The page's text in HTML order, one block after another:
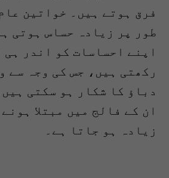
فرق ہوتے ہیں۔ خواتین
طور پر زیادہ حساس ہوتی
اپنے احساسات کو اندر ہی
رکھتی ہیں، جس کی وجہ سے
دباؤ کا شکار ہو سکتی
ان کے فالج میں مبتلا
زیادہ ہو جاتا ہے۔